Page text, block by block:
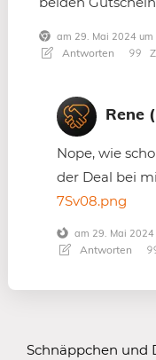
am 29. Mai 2024 um
Antworten
Rene
Nope, wie
der Deal bei
7Sv08.png
am 29. Mai
Antworten
Schnäppchen und